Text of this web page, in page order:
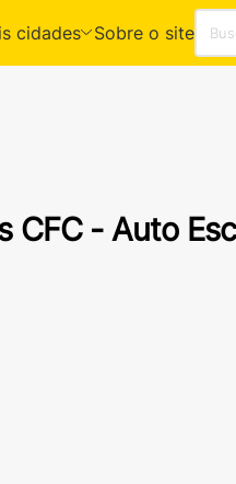
cidades Sobre o site
CFC - Auto